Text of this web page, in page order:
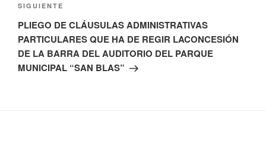
Siguiente
entrada
SIGUIENTE
PLIEGO DE CLÁUSULAS ADMINISTRATIVAS
PARTICULARES QUE HA DE REGIR LACONCESIÓN
DE LA BARRA DEL AUDITORIO DEL PARQUE
MUNICIPAL “SAN BLAS”